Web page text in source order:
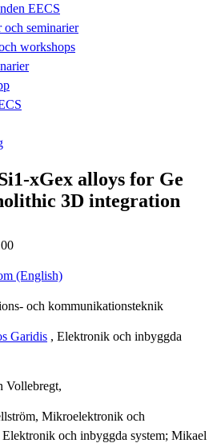
EECS
och seminarier
workshops
xGex alloys for Ge
3D integration
(English)
och kommunikationsteknik
Garidis , Elektronik och inbyggda
Vollebregt,
Mikroelektronik och
och inbyggda system; Mikael